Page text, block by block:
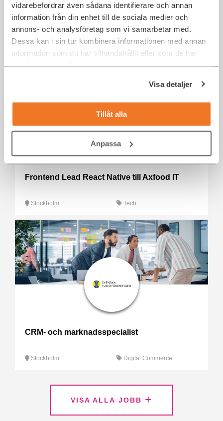
vidarebefordrar även sådana identifierare och annan
information från din enhet till de sociala medier och
annons- och analysföretag som vi samarbetar med.
Dessa kan i sin tur kombinera informationen med annan
information som du har tillhandahållit eller som de har
samlat in när du har använt deras tjänster.
Visa detaljer
Tillåt alla
Anpassa
IT-säkerhetsansvarig till Green Cargo
Stockholm
Stockholm IT Security
Frontend Lead React Native till Axfood IT
Stockholm Tech
CRM- och marknadsspecialist
Stockholm Digital Commerce
VISA ALLA JOBB